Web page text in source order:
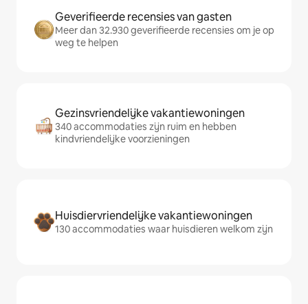
Geverifieerde recensies van gasten
Meer dan 32.930 geverifieerde recensies om je op
weg te helpen
Gezinsvriendelijke vakantiewoningen
340 accommodaties zijn ruim en hebben
kindvriendelijke voorzieningen
Huisdiervriendelijke vakantiewoningen
130 accommodaties waar huisdieren welkom zijn